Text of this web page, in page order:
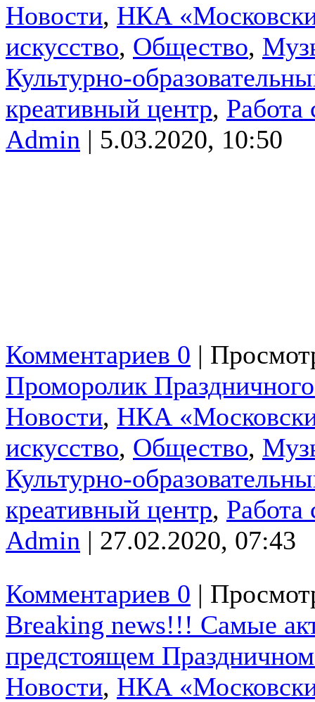
Новости, НКА
искусство, Общество,
Культурно-
креативный центр,
Admin | 5.03.2020, 10:50
Комментариев 0 |
Проморолик
Новости, НКА
искусство, Общество,
Культурно-
креативный центр,
Admin | 27.02.2020, 07:43
Комментариев 0 |
Breaking news!!! Самые
предстоящем
Новости, НКА